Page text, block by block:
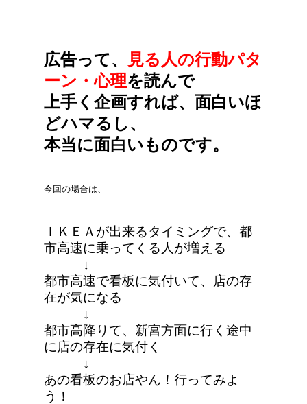
広告って、
見る人の行動パタ
ーン・心理を読んで
上手く企画すれば、面白いほ
どハマるし、
本当に面白いものです。
今回の場合は、
ＩＫＥＡが出来るタイミングで、都
市高速に乗ってくる人が増える
↓
都市高速で看板に気付いて、店の存
在が気になる
↓
都市高降りて、新宮方面に行く途中
に店の存在に気付く
↓
あの看板のお店やん！行ってみよ
う！